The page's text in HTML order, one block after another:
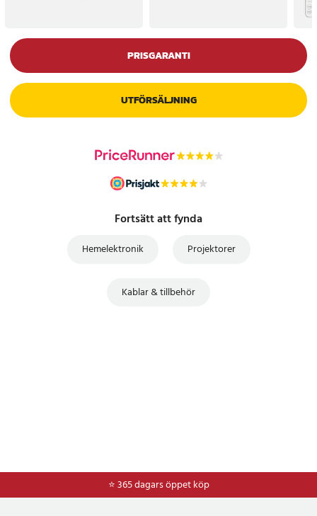
PRISGARANTI
UTFÖRSÄLJNING
Fortsätt att fynda
Hemelektronik Projektorer
Kablar & tillbehör
⭐ 365 dagars öppet köp
⭐Frakt 49kr *